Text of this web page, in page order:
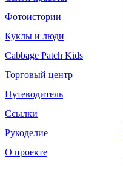
Фотоистории
Куклы и люди
Cabbage Patch Kids
Торговый центр
Путеводитель
Ссылки
Рукоделие
О проекте